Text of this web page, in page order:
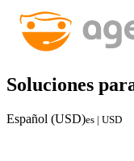
Soluciones
Español (USD)es | USD